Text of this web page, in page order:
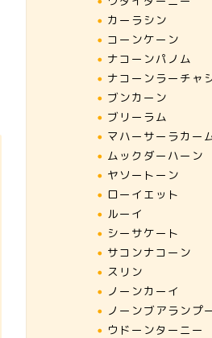
カーラシン
コーンケーン
ナコーンパノム
ナコーンラーチャ
ブンカーン
ブリーラム
マハーサーラカー
ムックダーハーン
ヤソートーン
ローイエット
ルーイ
シーサケート
サコンナコーン
スリン
ノーンカーイ
ノーンブアランプ
ウドーンターニー